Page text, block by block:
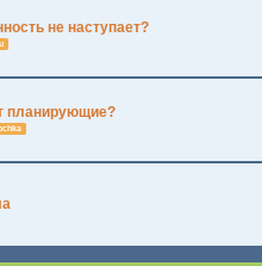
не наступает?
планирующие?